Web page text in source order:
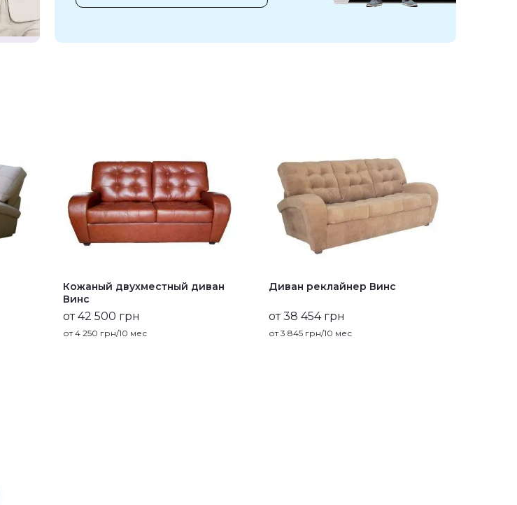
Кожаный двухместный диван
Винс
от 42 500 грн
от4 250 грн/10 мес
Диван реклайнер Винс
от 38 454 грн
от3 845 грн/10 мес